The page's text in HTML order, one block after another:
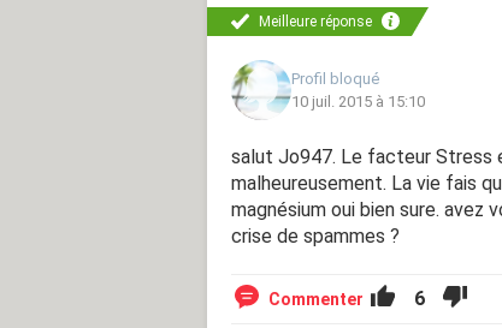
Meilleure réponse
Profil bloqué
10 juil. 2015 à 15:10
salut Jo947. Le facteur Stress
malheureusement. La vie fais
magnésium oui bien sure. avez
crise de spammes ?
Commenter 6